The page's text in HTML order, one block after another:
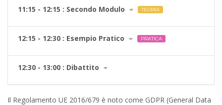
11:15 - 12:15 : Secondo Modulo TEORIA
12:15 - 12:30 : Esempio Pratico PRATICA
12:30 - 13:00 : Dibattito
Il Regolamento UE 2016/679 è noto come GDPR (General Data